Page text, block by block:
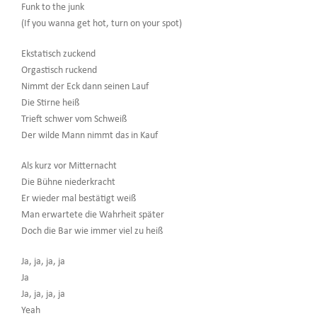
Funk to the junk
(If you wanna get hot, turn on your spot)
Ekstatisch zuckend
Orgastisch ruckend
Nimmt der Eck dann seinen Lauf
Die Stirne heiß
Trieft schwer vom Schweiß
Der wilde Mann nimmt das in Kauf
Als kurz vor Mitternacht
Die Bühne niederkracht
Er wieder mal bestätigt weiß
Man erwartete die Wahrheit später
Doch die Bar wie immer viel zu heiß
Ja, ja, ja, ja
Ja
Ja, ja, ja, ja
Yeah